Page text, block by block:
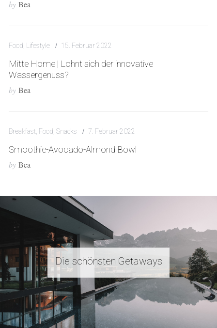
by Bea
Food Lifestyle 15. Februar 2022
Mitte Home | Lohnt sich der innovative
Wassergenuss?
by Bea
Breakfast Food Snacks 7. Februar 2022
Smoothie-Avocado-Almond Bowl
by Bea
Die schönsten Getaways
a
c
h